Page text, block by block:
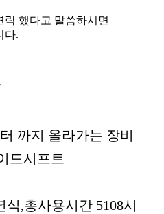
락 했다고 말씀하시면
다.
까지 올라가는 장비
드시프트
식,총사용시간 5108시